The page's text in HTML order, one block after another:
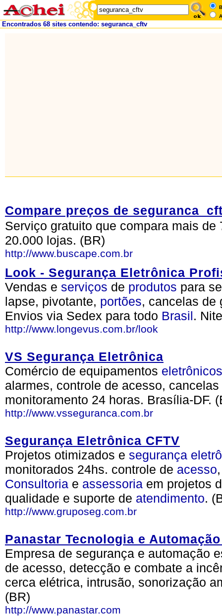
Encontrados 68 sites contendo: seguranca_cftv
Compare preços de
Serviço gratuito que compara mais
20.000 lojas. (BR)
http://www.buscape.com.br
Look - Segurança Eletrônica
Vendas e serviços de produtos para
lapse, pivotante, portões, cancelas de
Envios via Sedex para todo Brasil.
http://www.longevus.com.br/look
VS Segurança Eletrônica
Comércio de equipamentos eletrônicos
alarmes, controle de acesso,
monitoramento 24 horas. Brasília-DF.
http://www.vsseguranca.com.br
Segurança Eletrônica CFTV
Projetos otimizados e segurança
monitorados 24hs. controle de acesso
Consultoria e assessoria em projetos
qualidade e suporte de atendimento.
http://www.gruposeg.com.br
Panastar Tecnologia e
Empresa de segurança e automação
de acesso, detecção e combate a
cerca elétrica, intrusão, sonorização
(BR)
http://www.panastar.com